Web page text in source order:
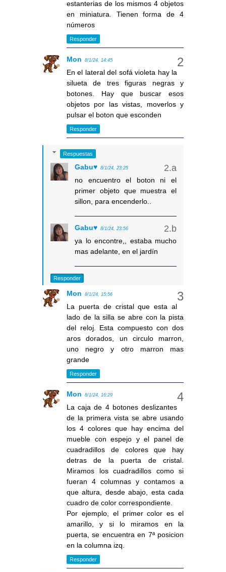
estanterias de los mismos 4 objetos
en miniatura. Tienen forma de 4
números
Responder
Mon 8/1/24, 14:45
En el lateral del sofá violeta hay la
silueta de tres figuras negras y
botones. Hay que buscar esos
objetos por las vistas, moverlos y
pulsar el boton que esconden
Responder
Respuestas
Gabu♥ 8/1/24, 23:25
no encuentro el boton ni el
primer objeto que muestra el
sillon, para encenderlo..
Gabu♥ 8/1/24, 23:56
ya lo encontre,, estaba mucho
mas adelante, en el jardín
Responder
Mon 8/1/24, 15:56
La puerta de cristal que esta al
lado de la silla se abre con la pista
del reloj. Esta compuesto con dos
aros dorados, un circulo marron,
uno negro y otro marron mas
grande
Responder
Mon 8/1/24, 16:29
La caja de 4 botones deslizantes
de la primera vista se abre usando
los 4 colores que hay encima del
mueble con espejo y el panel de
cuadradillos de colores que hay
detras de la puerta de cristal.
Miramos los cuadradillos como si
fueran 4 columnas y contamos a
que altura, desde abajo, esta cada
cuadro de color correspondiente.
Por ejemplo, el primer color es el
amarillo, y si lo miramos en la
puerta, se encuentra en 7ª posicion
en la columna izq.
Responder